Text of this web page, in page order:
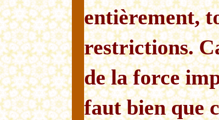
entièrement,
restrictions.
de la force
faut bien que